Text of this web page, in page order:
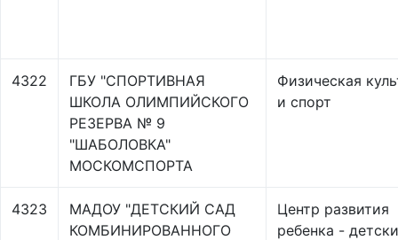
4322
ГБУ "СПОРТИВНАЯ
ШКОЛА ОЛИМПИЙСКОГО
РЕЗЕРВА № 9
"ШАБОЛОВКА"
МОСКОМСПОРТА
Физическая
и спорт
4323
МАДОУ "ДЕТСКИЙ САД
КОМБИНИРОВАННОГО
Центр развития
ребенка -